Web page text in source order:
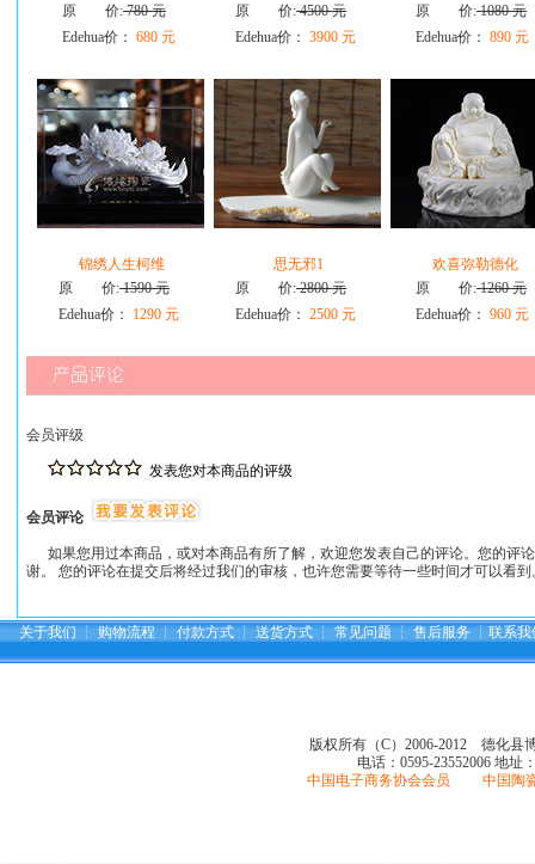
原 价:780 元
Edehua价： 680 元
原 价:4500 元
Edehua价： 3900 元
原 价:1080 元
Edehua价： 890 元
锦绣人生柯维
原 价:1590 元
Edehua价：
1290 元
思无邪1
原 价:2800 元
Edehua价： 2500 元
欢喜弥勒德化
原 价:1260 元
Edehua价： 960 元
会员评级
发表您对本商品的评级
会员评论
如果您用过本商品，或对本商品有所了解，欢迎您发表自己的评论。您的评
谢。 您的评论在提交后将经过我们的审核，也许您需要等待一些时间才可以看
关于我们 ┆ 购物流程 ┆ 付款方式 ┆ 送货方式 ┆ 常见问题 ┆ 售后服务 ┆ 联系我
版权所有（C）2006-2012 德化县
电话：0595-23552006 地址
中国电子商务协会会员 中国陶